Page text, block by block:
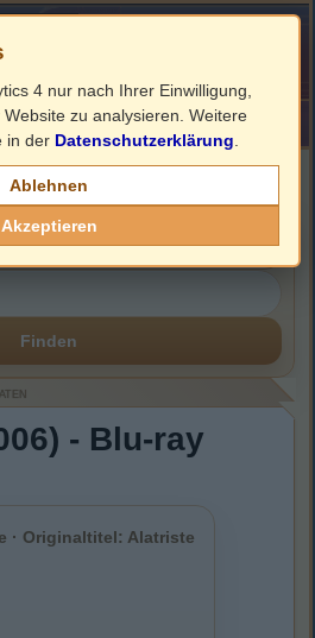
Cover & Blu-ray Infos
Finden
- Blu-ray
· Originaltitel: Alatriste
4 nur nach Ihrer Einwilligung,
zu analysieren. Weitere
in der Datenschutzerklärung
Ablehnen
Akzeptieren